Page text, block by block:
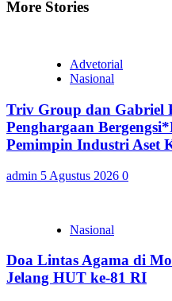
More Stories
Advetorial
Nasional
Triv Group dan Gabriel
Penghargaan
Pemimpin Industri Aset
admin 5 Agustus 2026 0
Nasional
Doa Lintas Agama di
Jelang HUT ke-81 RI